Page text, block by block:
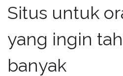
Situs untuk
yang ingin
banyak